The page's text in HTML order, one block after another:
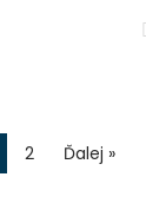
2 Ďalej »